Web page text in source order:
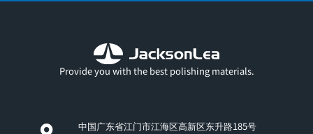
Provide you with the best polishing materials.
中国广东省江门市江海区高新区东升路185号